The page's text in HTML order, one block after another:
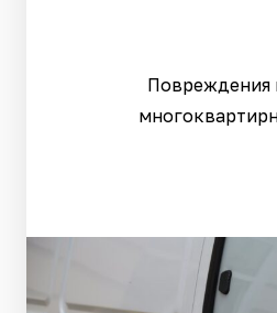
Повреждения